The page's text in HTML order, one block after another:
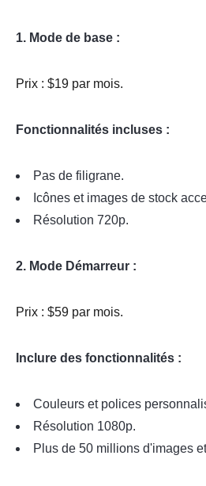
1. Mode de base :
Prix : $19 par mois.
Fonctionnalités incluses :
Pas de filigrane.
Icônes et images de stock
Résolution 720p.
2. Mode Démarreur :
Prix : $59 par mois.
Inclure des fonctionnalités :
Couleurs et polices
Résolution 1080p.
Plus de 50 millions d'images